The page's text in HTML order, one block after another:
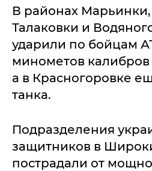
В районах
Талаковки и
ударили по бойцам
минометов калибров
а в Красногоровке
танка.
Подразделения
защитников в
пострадали от